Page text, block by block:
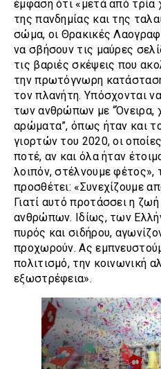
έμφαση ότι «μετά από τρία
της πανδημίας και της
σώμα, οι Θρακικές
να σβήσουν τις μαύρες
τις βαριές σκέψεις που
την πρωτόγνωρη
τον πλανήτη. Υπόσχονται
των ανθρώπων με “Όνειρα,
αρώματα”, όπως ήταν και
γιορτών του 2020, οι
ποτέ, αν και όλα ήταν
λοιπόν, στέλνουμε φέτος»,
προσθέτει: «Συνεχίζουμε
Γιατί αυτό προτάσσει η
ανθρώπων. Ιδίως, των
πυρός και σιδήρου,
προχωρούν. Ας
πολιτισμό, την κοινωνική
εξωστρέφεια».